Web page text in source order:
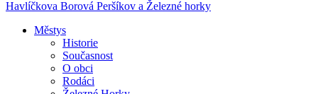
Havlíčkova Borová Peršíkov a Železné horky
Městys
Historie
Současnost
O obci
Rodáci